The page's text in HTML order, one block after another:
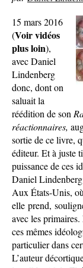
15 mars 2016
(Voir vidéos
plus loin),
avec Daniel
Lindenberg
donc, dont on
saluait la
réédition de son
réactionnaires,
sortie de ce livre,
éditeur. Et à juste
puissance de ces
Daniel
Aux États-Unis,
elle prend,
avec les
ces mêmes
particulier dans
L’auteur